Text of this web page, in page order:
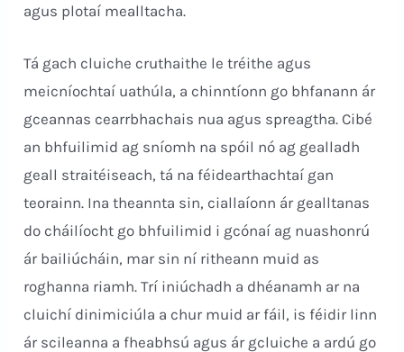
agus plotaí mealltacha.
Tá gach cluiche cruthaithe le tréithe agus
meicníochtaí uathúla, a chinntíonn go bhfanann ár
gceannas cearrbhachais nua agus spreagtha. Cibé
an bhfuilimid ag sníomh na spóil nó ag gealladh
geall straitéiseach, tá na féidearthachtaí gan
teorainn. Ina theannta sin, ciallaíonn ár gealltanas
do cháilíocht go bhfuilimid i gcónaí ag nuashonrú
ár bailiúcháin, mar sin ní ritheann muid as
roghanna riamh. Trí iniúchadh a dhéanamh ar na
cluichí dinimiciúla a chur muid ar fáil, is féidir linn
ár scileanna a fheabhsú agus ár gcluiche a ardú go